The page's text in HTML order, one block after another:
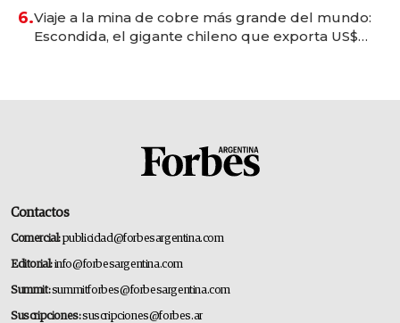
6.Viaje a la mina de cobre más grande del mundo:
Escondida, el gigante chileno que exporta US$
Contactos
Comercial:publicidad@forbesargentina.com
Editorial:info@forbesargentina.com
Summit:summitforbes@forbesargentina.com
Suscripciones:suscripciones@forbes.ar